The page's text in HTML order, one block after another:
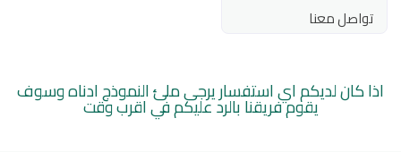
تواصل معنا
اذا كان لديكم اي استفسار يرجى ملئ النموذج ادناه وسوف
يقوم فريقنا بالرد عليكم في اقرب وقت